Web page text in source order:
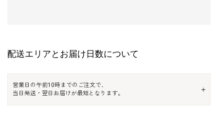
配送エリアとお届け日数について
営業日の午前10時までのご注文で、
当日発送・翌日お届けが最短となります。